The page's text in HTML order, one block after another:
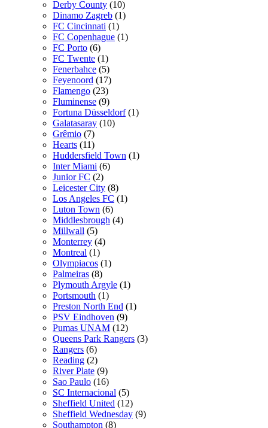
Derby County (10)
Dinamo Zagreb (1)
FC Cincinnati (1)
FC Copenhague (1)
FC Porto (6)
FC Twente (1)
Fenerbahce (5)
Feyenoord (17)
Flamengo (23)
Fluminense (9)
Fortuna Düsseldorf (1)
Galatasaray (10)
Grêmio (7)
Hearts (11)
Huddersfield Town (1)
Inter Miami (6)
Junior FC (2)
Leicester City (8)
Los Angeles FC (1)
Luton Town (6)
Middlesbrough (4)
Millwall (5)
Monterrey (4)
Montreal (1)
Olympiacos (1)
Palmeiras (8)
Plymouth Argyle (1)
Portsmouth (1)
Preston North End (1)
PSV Eindhoven (9)
Pumas UNAM (12)
Queens Park Rangers (3)
Rangers (6)
Reading (2)
River Plate (9)
Sao Paulo (16)
SC Internacional (5)
Sheffield United (12)
Sheffield Wednesday (9)
Southampton (8)